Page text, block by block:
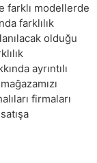
farklı modellerde
farklılık
olduğu
ayrıntılı
firmaları